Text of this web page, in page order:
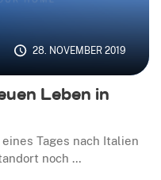
28. NOVEMBER 2019
Leben in
Tages nach Italien
noch …